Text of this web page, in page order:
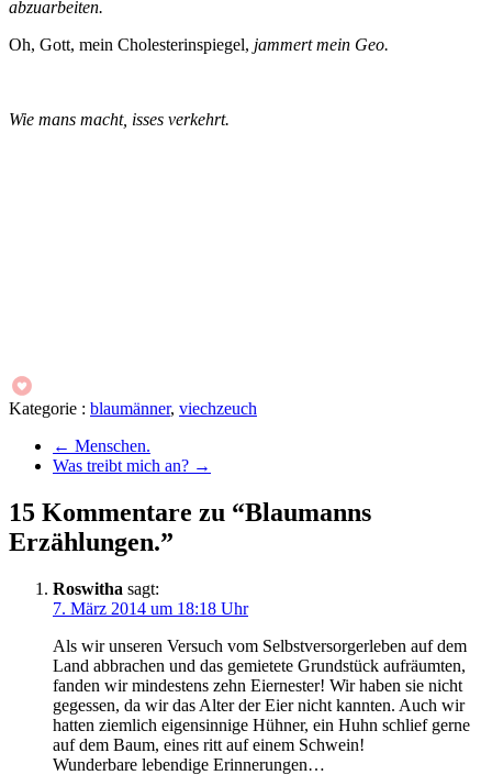
abzuarbeiten.
Oh, Gott, mein Cholesterinspiegel, jammert mein Geo.
Wie mans macht, isses verkehrt.
Kategorie : blaumänner, viechzeuch
← Menschen.
Was treibt mich an? →
15 Kommentare zu “Blaumanns
Erzählungen.”
Roswitha sagt:
7. März 2014 um 18:18 Uhr
Als wir unseren Versuch vom Selbstversorgerleben auf dem
Land abbrachen und das gemietete Grundstück aufräumten,
fanden wir mindestens zehn Eiernester! Wir haben sie nicht
gegessen, da wir das Alter der Eier nicht kannten. Auch wir
hatten ziemlich eigensinnige Hühner, ein Huhn schlief gerne
auf dem Baum, eines ritt auf einem Schwein!
Wunderbare lebendige Erinnerungen…